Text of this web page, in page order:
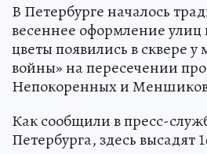
В Петербурге началось
весеннее оформление
цветы появились в сквере
войны» на пересечении
Непокоренных и
Как сообщили в пресс-
Петербурга, здесь высадят